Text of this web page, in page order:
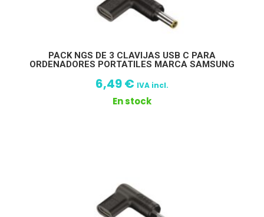
PACK NGS DE 3 CLAVIJAS USB C PARA
ORDENADORES PORTATILES MARCA SAMSUNG
6,49€ IVA incl.
En stock